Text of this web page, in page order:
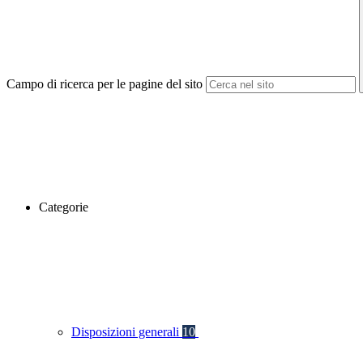
Campo di ricerca per le pagine del sito
Categorie
Disposizioni generali 10